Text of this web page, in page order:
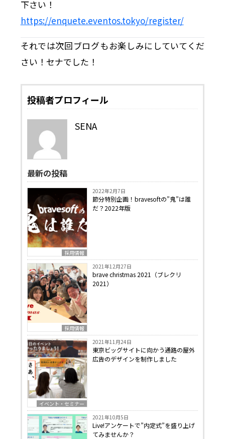
下さい！
https://enquete.eventos.tokyo/register/
それでは次回ブログもお楽しみにしていてくだ
さい！セナでした！
投稿者プロフィール
SENA
最新の投稿
採用情報
2022年2月7日
節分特別企画！bravesoftの”鬼”は誰
だ？2022年版
採用情報
2021年12月27日
brave christmas 2021（ブレクリ
2021）
イベント・セミナー
2021年11月24日
東京ビッグサイトに向かう通路の屋外
広告のデザインを制作しました
2021年10月5日
Live!アンケートで”内定式”を盛り上げ
てみませんか？